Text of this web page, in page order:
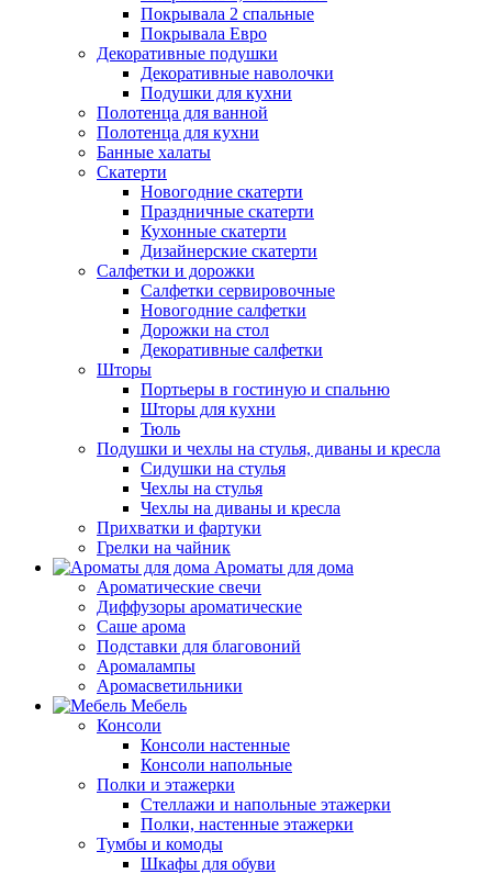
Покрывала 2 спальные
Покрывала Евро
Декоративные подушки
Декоративные наволочки
Подушки для кухни
Полотенца для ванной
Полотенца для кухни
Банные халаты
Скатерти
Новогодние скатерти
Праздничные скатерти
Кухонные скатерти
Дизайнерские скатерти
Салфетки и дорожки
Салфетки сервировочные
Новогодние салфетки
Дорожки на стол
Декоративные салфетки
Шторы
Портьеры в гостиную и спальню
Шторы для кухни
Тюль
Подушки и чехлы на стулья, диваны и кресла
Сидушки на стулья
Чехлы на стулья
Чехлы на диваны и кресла
Прихватки и фартуки
Грелки на чайник
Ароматы для дома
Ароматические свечи
Диффузоры ароматические
Саше арома
Подставки для благовоний
Аромалампы
Аромасветильники
Мебель
Консоли
Консоли настенные
Консоли напольные
Полки и этажерки
Стеллажи и напольные этажерки
Полки, настенные этажерки
Тумбы и комоды
Шкафы для обуви